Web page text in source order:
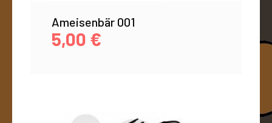
Ameisenbär 001
5,00 €